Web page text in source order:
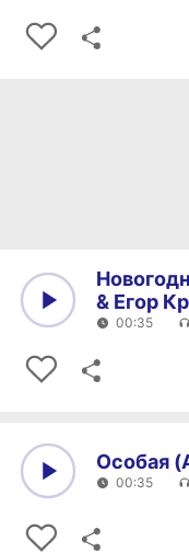
& Егор
00:35
Особая
00:35